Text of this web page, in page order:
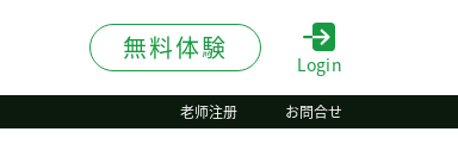
無料体験
Login
老师注册 お問合せ